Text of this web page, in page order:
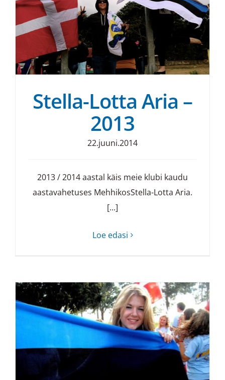
Stella-Lotta Aria –
2013
22.juuni.2014
2013 / 2014 aastal käis meie klubi kaudu
aastavahetuses MehhikosStella-Lotta Aria.
[...]
Loe edasi